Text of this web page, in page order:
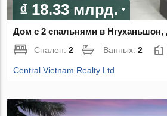
₫ 18.33 млрд.
Дом с 2 спальнями в Нгуханьшон,
Спален:2 Ванных:2
Central Vietnam Realty Ltd